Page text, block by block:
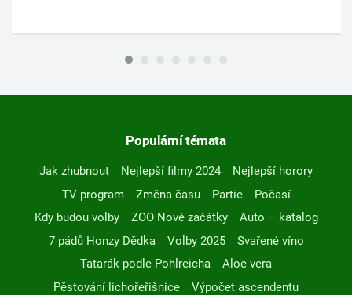
Populární témata
Jak zhubnout Nejlepší filmy 2024
Nejlepší horory
TV program
Změna času Partie
Počasí
Kdy budou volby
ZOO Nové začátky
Auto – katalog
7 pádů Honzy Dědka
Volby 2025
Svařené víno
Tatarák podle Pohlreicha
Aloe vera
Pěstování lichořeřišnice
Výpočet ascendentu